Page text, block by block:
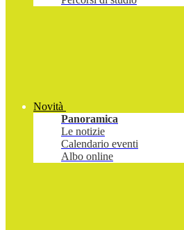
Novità
Panoramica
Le notizie
Calendario eventi
Albo online